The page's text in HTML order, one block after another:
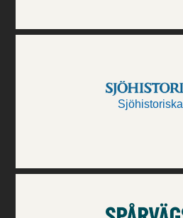
Sjöhistoriska